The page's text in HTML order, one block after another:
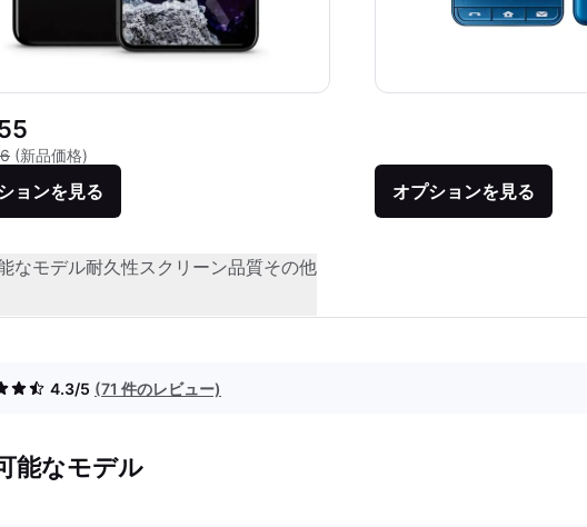
ッシュ品の価格：
(新品価格)
ョンを見る オプションを見る
なモデル耐久性スクリーン品質その他
4.3/5 (71 件のレビュー)
能なモデル